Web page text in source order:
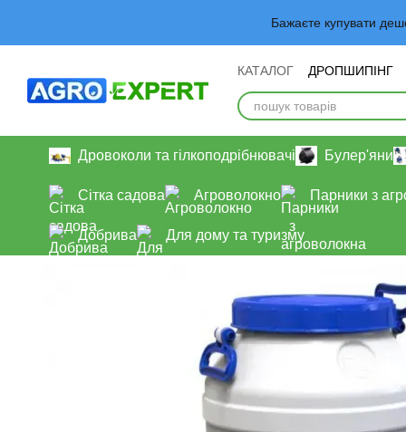
Бажаєте купувати
КАТАЛОГ
ДРОПШИПІНГ
Обмін та повернення
Дровоколи та гілкоподрібнювачі Булер'яни
Сітка садова Агроволокно Парники з
Добрива Для дому та туризму